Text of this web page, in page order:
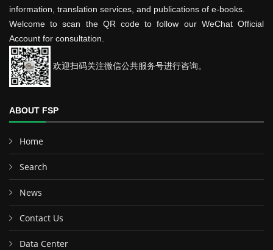
information, translation services, and publications of e-books.
Welcome to scan the QR code to follow our WeChat Official
Account for consultation.
欢迎扫码关注微信公共服务号进行咨询。
ABOUT FSP
Home
Search
News
Contact Us
Data Center